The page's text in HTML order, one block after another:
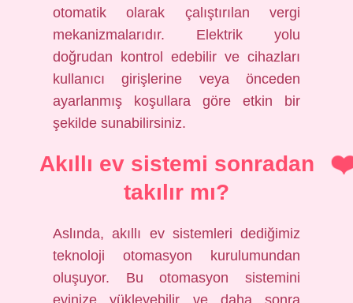
otomatik olarak çalıştırılan vergi
mekanizmalarıdır. Elektrik yolu
doğrudan kontrol edebilir ve cihazları
kullanıcı girişlerine veya önceden
ayarlanmış koşullara göre etkin bir
şekilde sunabilirsiniz.
Akıllı ev sistemi sonradan
takılır mı?
Aslında, akıllı ev sistemleri dediğimiz
teknoloji otomasyon kurulumundan
oluşuyor. Bu otomasyon sistemini
evinize yükleyebilir ve daha sonra